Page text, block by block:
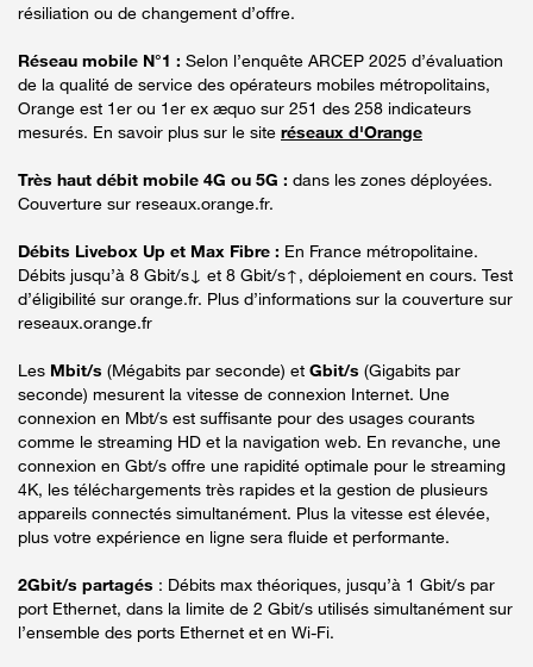
résiliation ou de changement d’offre.
Réseau mobile N°1 : Selon l’enquête ARCEP 2025 d’évaluation
de la qualité de service des opérateurs mobiles métropolitains,
Orange est 1er ou 1er ex æquo sur 251 des 258 indicateurs
mesurés. En savoir plus sur le site réseaux d'Orange
Très haut débit mobile 4G ou 5G : dans les zones déployées.
Couverture sur reseaux.orange.fr.
Débits Livebox Up et Max Fibre : En France métropolitaine.
Débits jusqu’à 8 Gbit/s↓ et 8 Gbit/s↑, déploiement en cours. Test
d’éligibilité sur orange.fr. Plus d’informations sur la couverture sur
reseaux.orange.fr
Les Mbit/s (Mégabits par seconde) et Gbit/s (Gigabits par
seconde) mesurent la vitesse de connexion Internet. Une
connexion en Mbt/s est suffisante pour des usages courants
comme le streaming HD et la navigation web. En revanche, une
connexion en Gbt/s offre une rapidité optimale pour le streaming
4K, les téléchargements très rapides et la gestion de plusieurs
appareils connectés simultanément. Plus la vitesse est élevée,
plus votre expérience en ligne sera fluide et performante.
2Gbit/s partagés : Débits max théoriques, jusqu’à 1 Gbit/s par
port Ethernet, dans la limite de 2 Gbit/s utilisés simultanément sur
l’ensemble des ports Ethernet et en Wi-Fi.